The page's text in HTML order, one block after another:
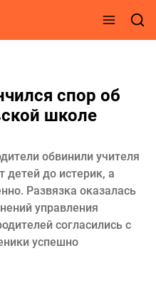
спор об
школе
обвинили учителя
детей до истерик, а
Развязка оказалась
управления
согласились с
успешно